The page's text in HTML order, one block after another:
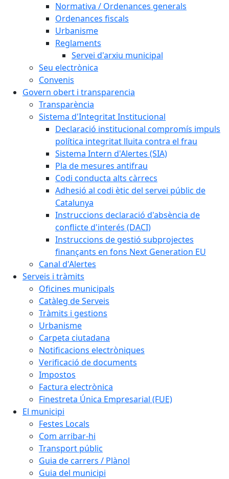
Normativa / Ordenances generals
Ordenances fiscals
Urbanisme
Reglaments
Servei d'arxiu municipal
Seu electrònica
Convenis
Govern obert i transparencia
Transparència
Sistema d'Integritat Institucional
Declaració institucional compromís impuls
política integritat lluita contra el frau
Sistema Intern d'Alertes (SIA)
Pla de mesures antifrau
Codi conducta alts càrrecs
Adhesió al codi ètic del servei públic de
Catalunya
Instruccions declaració d'absència de
conflicte d'interés (DACI)
Instruccions de gestió subprojectes
finançants en fons Next Generation EU
Canal d'Alertes
Serveis i tràmits
Oficines municipals
Catàleg de Serveis
Tràmits i gestions
Urbanisme
Carpeta ciutadana
Notificacions electròniques
Verificació de documents
Impostos
Factura electrònica
Finestreta Única Empresarial (FUE)
El municipi
Festes Locals
Com arribar-hi
Transport públic
Guia de carrers / Plànol
Guia del municipi